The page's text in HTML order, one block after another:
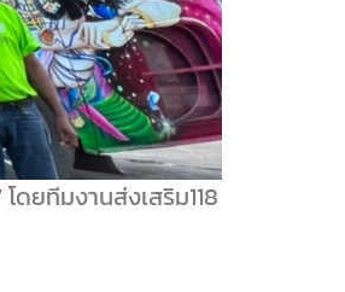
ยทีมงานส่งเสริม118